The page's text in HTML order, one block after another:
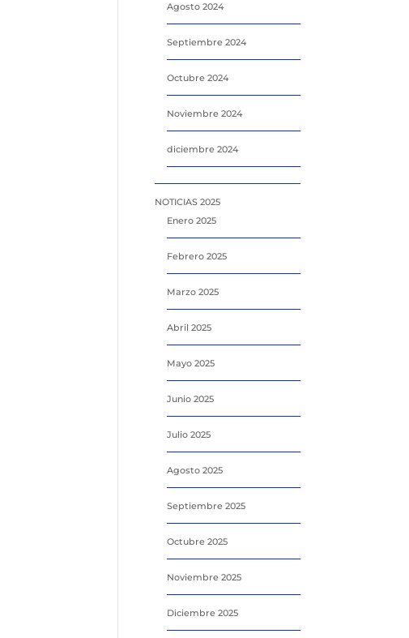
Agosto 2024
Septiembre 2024
Octubre 2024
Noviembre 2024
diciembre 2024
NOTICIAS 2025
Enero 2025
Febrero 2025
Marzo 2025
Abril 2025
Mayo 2025
Junio 2025
Julio 2025
Agosto 2025
Septiembre 2025
Octubre 2025
Noviembre 2025
Diciembre 2025